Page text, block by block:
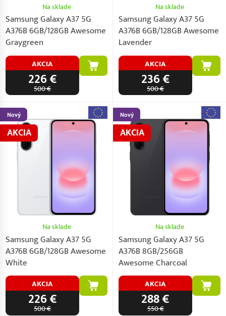
Na sklade
Samsung Galaxy A37 5G
A376B 6GB/128GB Awesome
Graygreen
AKCIA
226 €
500 €
Na sklade
Samsung Galaxy A37 5G
A376B 6GB/128GB Awesome
Lavender
AKCIA
236 €
500 €
Nový
AKCIA
Na sklade
Samsung Galaxy A37 5G
A376B 6GB/128GB Awesome
White
AKCIA
226 €
500 €
Nový
AKCIA
Na sklade
Samsung Galaxy A37 5G
A376B 8GB/256GB
Awesome Charcoal
AKCIA
288 €
550 €